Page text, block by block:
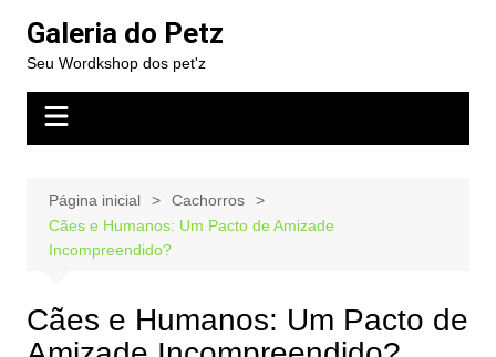
para
conteúdo
Galeria do Petz
Seu Wordkshop dos pet'z
Página inicial
Cachorros
Cães e Humanos: Um Pacto de Amizade
Incompreendido?
Cães e Humanos: Um Pacto de